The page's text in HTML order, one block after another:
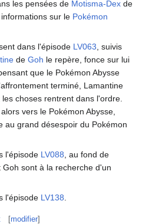
les pensées de Motisma-Dex de
informations sur le Pokémon
dans l'épisode LV063 , suivis
de Goh le repère, fonce sur lui
que le Pokémon Abysse
terminé, Lamantine
choses rentrent dans l'ordre.
vers le Pokémon Abysse,
au grand désespoir du Pokémon
l'épisode LV088 , au fond de
sont à la recherche d'un
l'épisode LV138
[modifier]